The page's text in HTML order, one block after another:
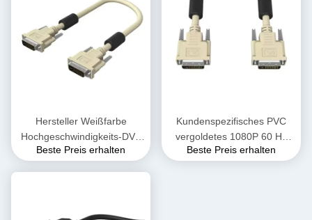
Hersteller Weißfarbe
Hochgeschwindigkeits-DVI-
DVI-Monitorkabel 1080P 3D
Beste Preis erhalten
Kundenspezifisches PVC
vergoldetes 1080P 60 Hz
Dual-Link-DVI-zu-DVI-Kabel
Beste Preis erhalten